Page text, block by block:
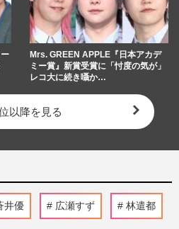
Mrs. GREEN APPLE『日本アカデ
ミー賞』新賞受賞に「忖度の気が」
レコ大に続き囁か…
以降を見る
井優 広瀬すず 林遣都